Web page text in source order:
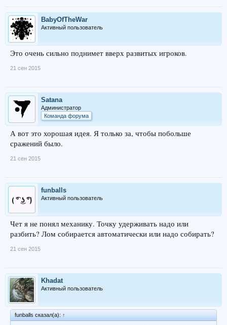
BabyOfTheWar
Активный пользователь
Это очень сильно поднимет вверх развитых игроков.
21 сен 2015
Satana
Администратор
Команда форума
А вот это хорошая идея. Я только за, чтобы побольше
сражений было.
21 сен 2015
funballs
Активный пользователь
Чет я не понял механику. Точку удерживать надо или
разбить? Лом собирается автоматически или надо собирать?
21 сен 2015
Khadat
Активный пользователь
funballs сказал(а): ↑